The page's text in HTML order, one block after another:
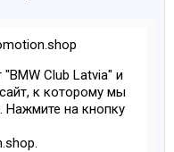
Club Latvia" и
к которому мы
Нажмите на кнопку